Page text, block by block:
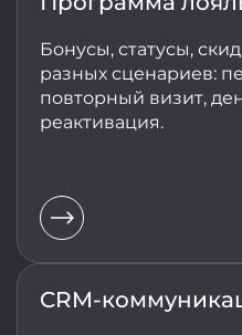
Бонусы, статусы,
разных сценариев:
повторный визит,
реактивация.
CRM-